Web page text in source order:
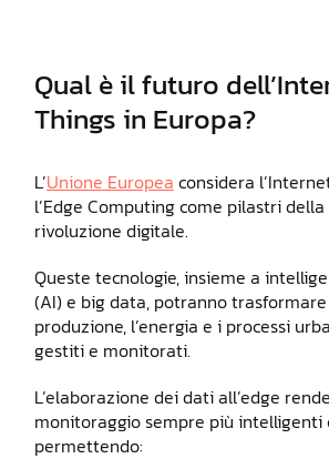
Qual è il futuro
Things in Europa?
L’Unione Europea considera
l’Edge Computing come pilastri
rivoluzione digitale.
Queste tecnologie, insieme a
(AI) e big data, potranno
produzione, l’energia e i processi
gestiti e monitorati.
L’elaborazione dei dati all’edge
monitoraggio sempre più intelligenti
permettendo: